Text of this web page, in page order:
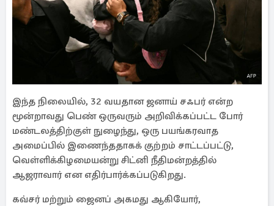
இந்த நிலையில், 32 வயதான ஜனாய் சஃபர் என்ற
மூன்றாவது பெண் ஒருவரும் அறிவிக்கப்பட்ட போர்
மண்டலத்திற்குள் நுழைந்து, ஒரு பயங்கரவாத
அமைப்பில் இணைந்ததாகக் குற்றம் சாட்டப்பட்டு,
வெள்ளிக்கிழமையன்று சிட்னி நீதிமன்றத்தில்
ஆஜராவார் என எதிர்பார்க்கப்படுகிறது.
கவ்சர் மற்றும் ஜைனப் அகமது ஆகியோர்,